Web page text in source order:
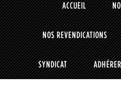
ACCUEIL
NOS REVENDICATIONS
SYNDICAT